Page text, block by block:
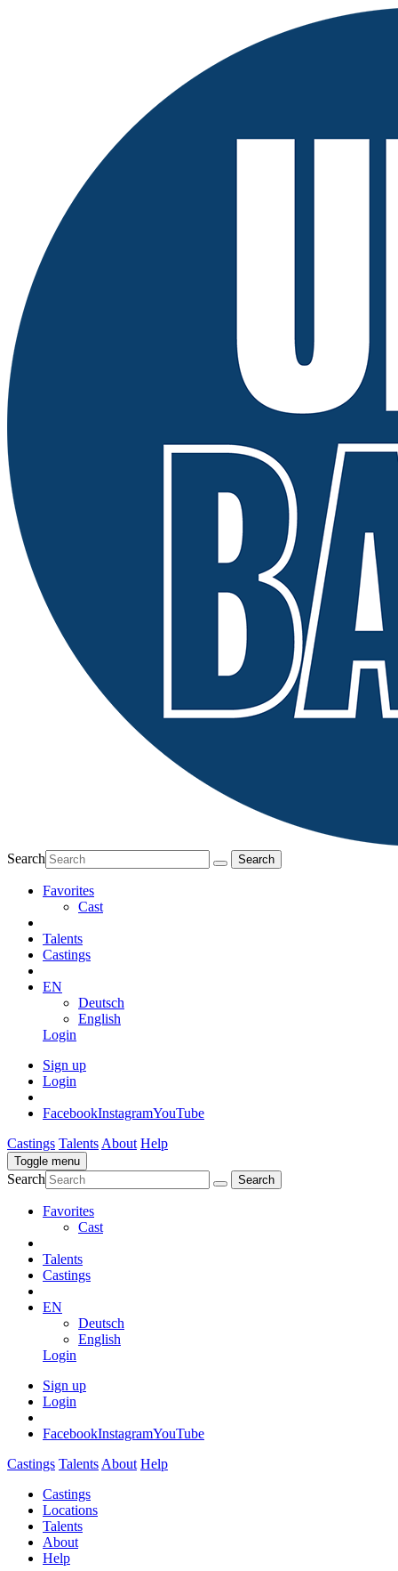
Search
Favorites
Cast
Talents
Castings
EN
Deutsch
English
Login
Sign up
Login
FacebookInstagramYouTube
Castings Talents About Help
Toggle menu
Search
Favorites
Cast
Talents
Castings
EN
Deutsch
English
Login
Sign up
Login
FacebookInstagramYouTube
Castings Talents About Help
Castings
Locations
Talents
About
Help